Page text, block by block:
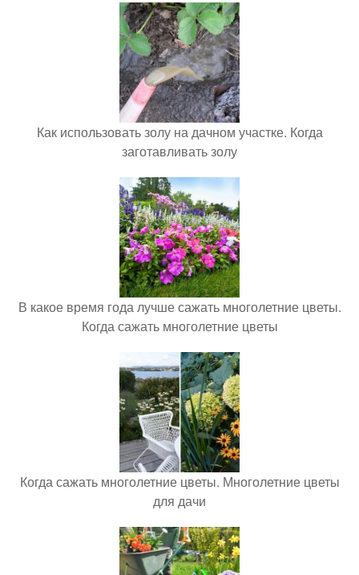
Как использовать золу на дачном участке. Когда
заготавливать золу
В какое время года лучше сажать многолетние цветы.
Когда сажать многолетние цветы
Когда сажать многолетние цветы. Многолетние цветы
для дачи